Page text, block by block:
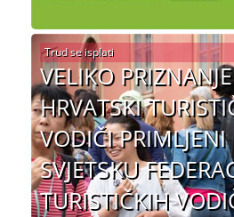
VELIKO
HRVATSKI
VODIČI PRIMLJENI
SVJETSKU
TURISTIČKIH
Trud se isplati